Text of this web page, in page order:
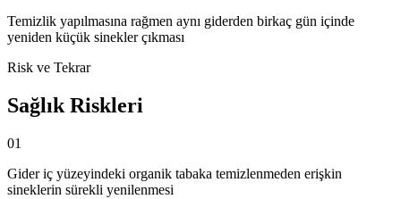
Temizlik yapılmasına rağmen aynı giderden birkaç gün içinde
yeniden küçük sinekler çıkması
Risk ve Tekrar
Sağlık Riskleri
01
Gider iç yüzeyindeki organik tabaka temizlenmeden erişkin
sineklerin sürekli yenilenmesi